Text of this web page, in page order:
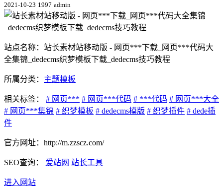
2021-10-23 1997 admin
站点名称：站长素材站移动版 - 网页***下载_网页***代码大
全集锦_dedecms织梦模板下载_dedecms技巧教程
所属分类： 主题模板
相关标签： # 网页*** # 网页***代码 # ***代码 # 网页***大全
# 网页***集锦 # 织梦模板 # dedecms模版 # 织梦插件 # dede插
件
官方网址：http://m.zzscz.com/
SEO查询： 爱站网 站长工具
进入网站